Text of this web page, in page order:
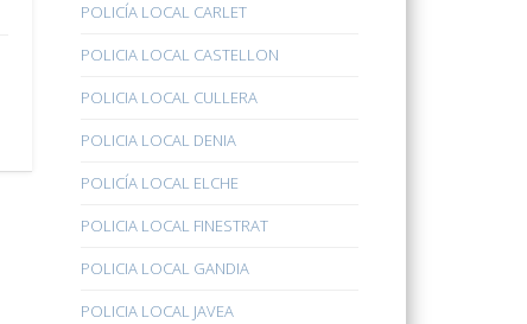
POLICÍA LOCAL CARLET
POLICIA LOCAL CASTELLON
POLICIA LOCAL CULLERA
POLICIA LOCAL DENIA
POLICÍA LOCAL ELCHE
POLICIA LOCAL FINESTRAT
POLICIA LOCAL GANDIA
POLICIA LOCAL JAVEA